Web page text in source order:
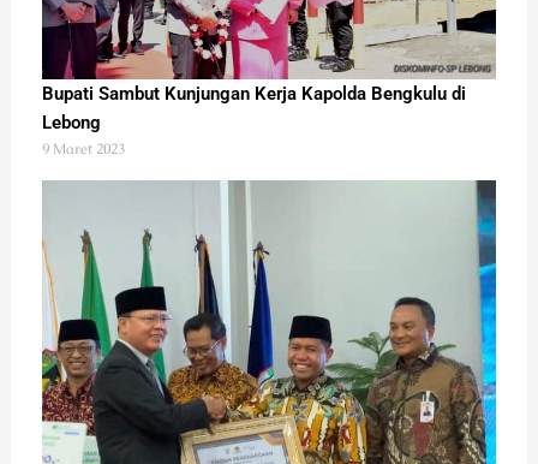
Bupati Sambut Kunjungan Kerja Kapolda Bengkulu di
Lebong
9 Maret 2023